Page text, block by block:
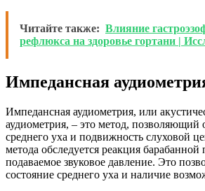
Читайте также: Влияние
рефлюкса на здоровье гортани |
Импедансная
Импедансная аудиометрия, или
аудиометрия, – это метод,
среднего уха и подвижность слуховой
метода обследуется реакция барабанной
подаваемое звуковое давление. Это
состояние среднего уха и наличие